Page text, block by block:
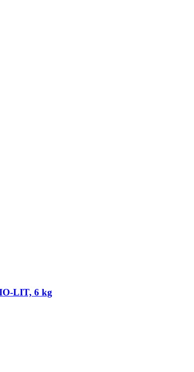
​LIT, 6 kg